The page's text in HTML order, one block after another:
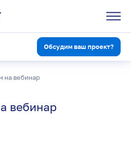
Обсудим ваш проект?
на вебинар
вебинар